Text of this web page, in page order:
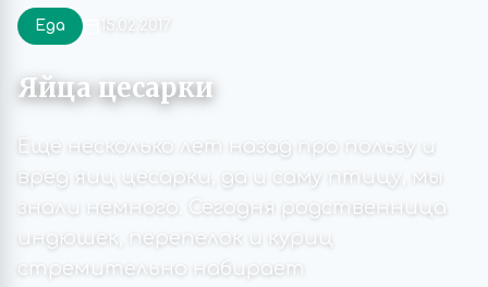
Еда 15.02.2017
Яйца цесарки
Еще несколько лет назад про пользу и
вред яиц цесарки, да и саму птицу, мы
знали немного. Сегодня родственница
индюшек, перепелок и куриц
стремительно набирает